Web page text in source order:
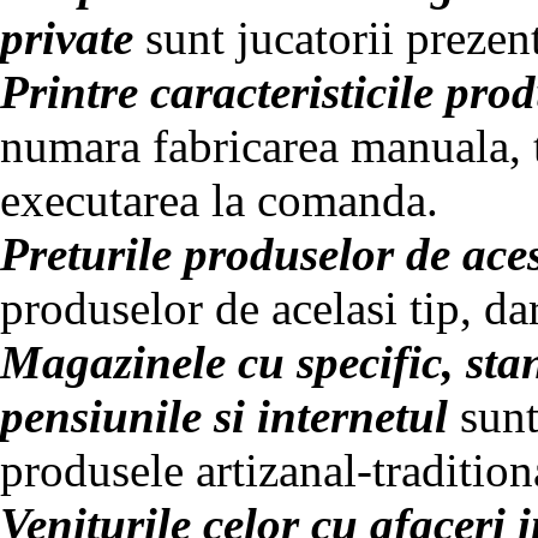
private sunt jucatorii
Printre caracteristicile
numara fabricarea
executarea la comanda.
Preturile produselor de
produselor de acelasi tip,
Magazinele cu specific,
pensiunile si internetul
produsele artizanal-
Veniturile celor cu afaceri